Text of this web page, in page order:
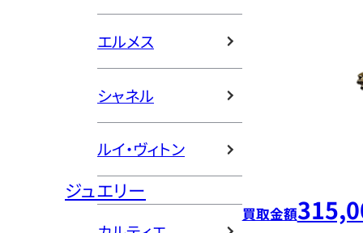
エルメス
シャネル
ルイ・ヴィトン
ジュエリー
買取金額